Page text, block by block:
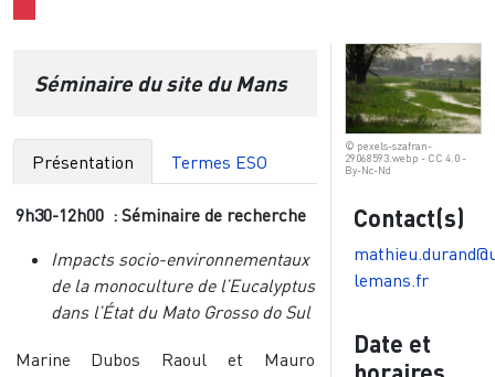
Séminaire du site du Mans
Présentation Termes ESO
9h30-12h00 : Séminaire de recherche
Impacts socio-environnementaux
de la monoculture de l’Eucalyptus
dans l’État du Mato Grosso do Sul
Marine Dubos Raoul et Mauro
© pexels-szafran-
29068593.webp - CC 4.0 -
By-Nc-Nd
Contact(s)
lemans.fr
Date et